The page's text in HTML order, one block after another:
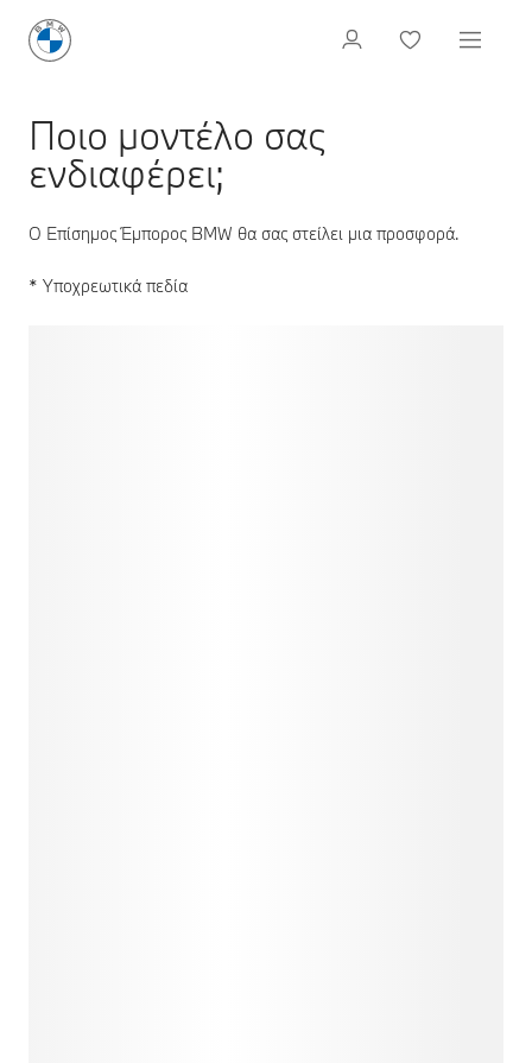
Ποιο μοντέλο σας
ενδιαφέρει;
Ο Επίσημος Έμπορος BMW θα σας στείλει μια προσφορά.
* Υποχρεωτικά πεδία